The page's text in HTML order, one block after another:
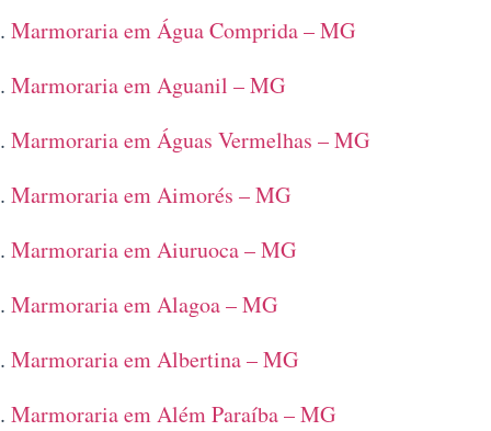
Marmoraria em Água Comprida – MG
Marmoraria em Aguanil – MG
Marmoraria em Águas Vermelhas – MG
Marmoraria em Aimorés – MG
Marmoraria em Aiuruoca – MG
Marmoraria em Alagoa – MG
Marmoraria em Albertina – MG
Marmoraria em Além Paraíba – MG